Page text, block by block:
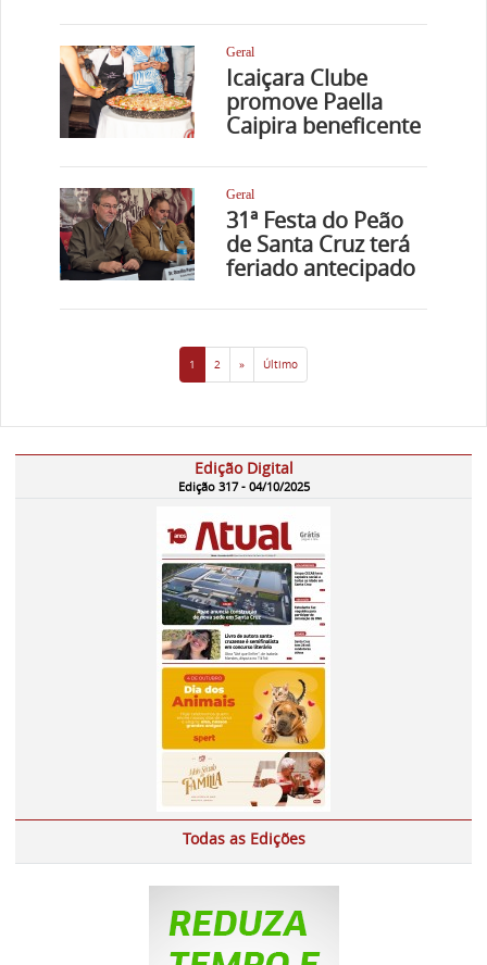
Geral
Icaiçara Clube
promove Paella
Caipira beneficente
Geral
31ª Festa do Peão
de Santa Cruz terá
feriado antecipado
1 2 » Último
Edição Digital
Edição 317 - 04/10/2025
Todas as Edições